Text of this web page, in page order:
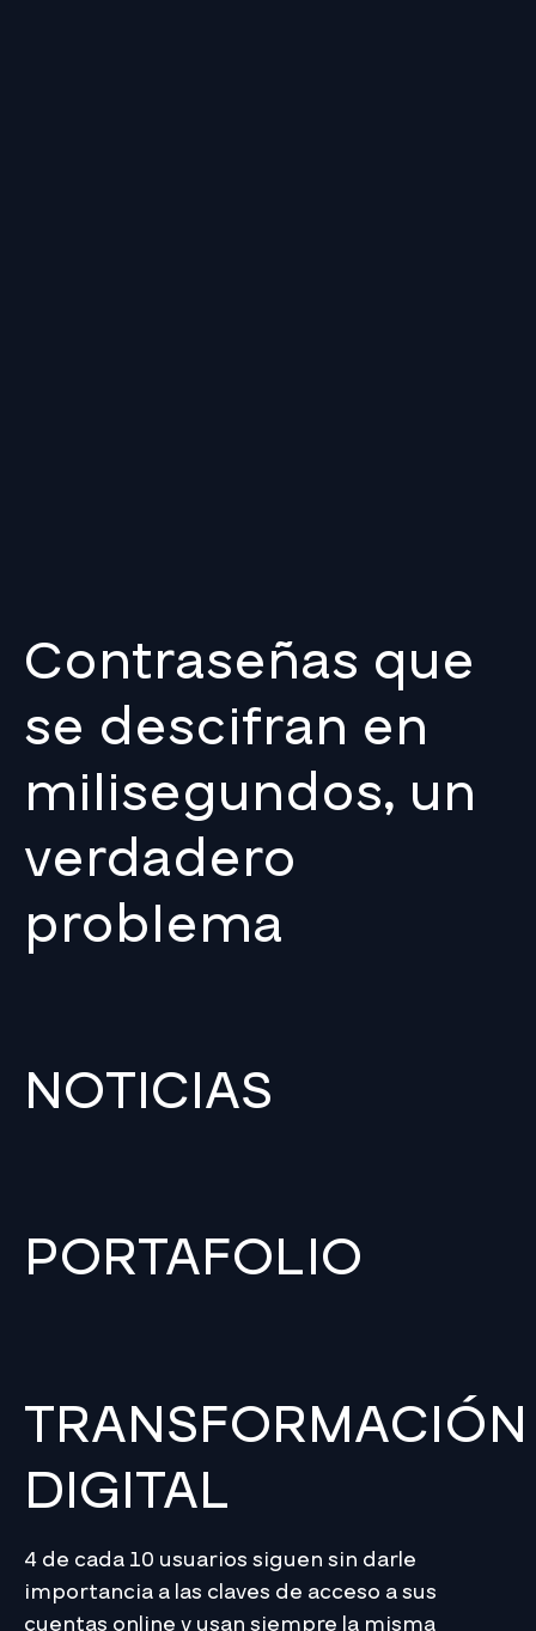
Contraseñas que
se descifran en
milisegundos, un
verdadero
problema
NOTICIAS
PORTAFOLIO
TRANSFORMACIÓN
DIGITAL
4 de cada 10 usuarios siguen sin darle
importancia a las claves de acceso a sus
cuentas online y usan siempre la misma